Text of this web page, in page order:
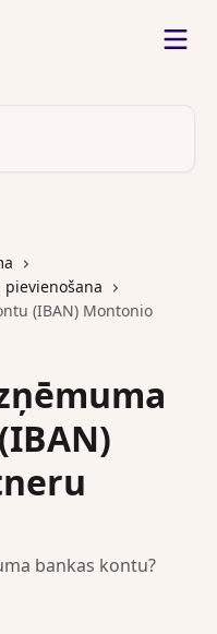
(IBAN) Montonio
bankas kontu?